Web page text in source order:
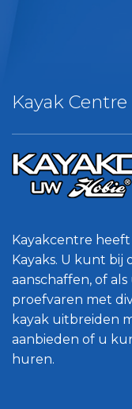
Kayak Centre
Kayakcentre
Kayaks. U kunt bij
aanschaffen, of
proefvaren met
kayak uitbreiden
aanbieden of u
huren.